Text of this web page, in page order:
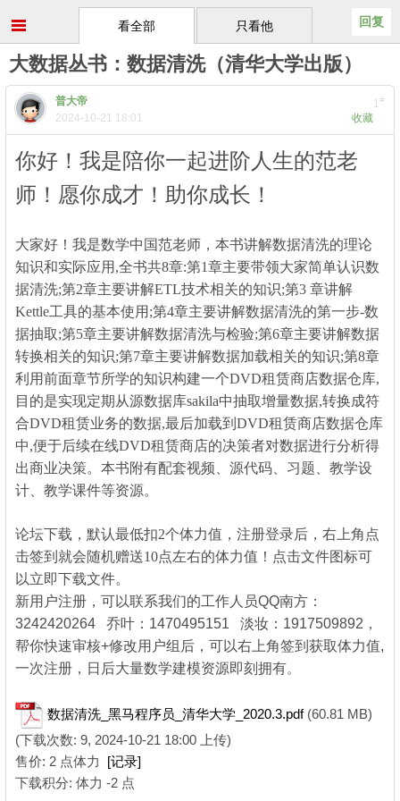
只看他
看全部 回复
大数据丛书：数据清洗（清华大学出版）
1#
普大帝
收藏
2024-10-21 18:01
你好！我是陪你一起进阶人生的范老
师！愿你成才！助你成长！
大家好！我是数学中国范老师， 本书讲解数据清洗的理论
知识和实际应用,全书共8章:第1章主要带领大家简单认识数
据清洗;第2章主要讲解ETL技术相关的知识;第3 章讲解
Kettle工具的基本使用;第4章主要讲解数据清洗的第一步-数
据抽取;第5章主要讲解数据清洗与检验;第6章主要讲解数据
转换相关的知识;第7章主要讲解数据加载相关的知识;第8章
利用前面章节所学的知识构建一个DVD租赁商店数据仓库,
目的是实现定期从源数据库sakila中抽取增量数据,转换成符
合DVD租赁业务的数据,最后加载到DVD租赁商店数据仓库
中,便于后续在线DVD租赁商店的决策者对数据进行分析得
出商业决策。本书附有配套视频、源代码、习题、教学设
计、教学课件等资源。
论坛下载，默认最低扣2个体力值，注册登录后，右上角点
击签到就会随机赠送10点左右的体力值！点击文件图标可
以立即下载文件。
新用户注册，可以联系我们的工作人员QQ南方：
3242420264 乔叶：1470495151 淡妆：1917509892，
帮你快速审核+修改用户组后，可以右上角签到获取体力值,
一次注册，日后大量数学建模资源即刻拥有。
数据清洗_黑马程序员_清华大学_2020.3.pdf (60.81 MB)
(下载次数: 9, 2024-10-21 18:00 上传)
售价: 2 点体力 [记录]
下载积分: 体力 -2 点